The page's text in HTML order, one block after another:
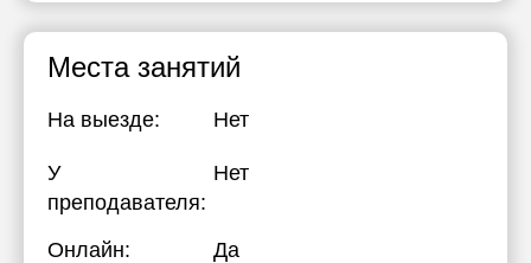
Места занятий
На выезде: Нет
У
преподавателя:
Нет
Онлайн: Да